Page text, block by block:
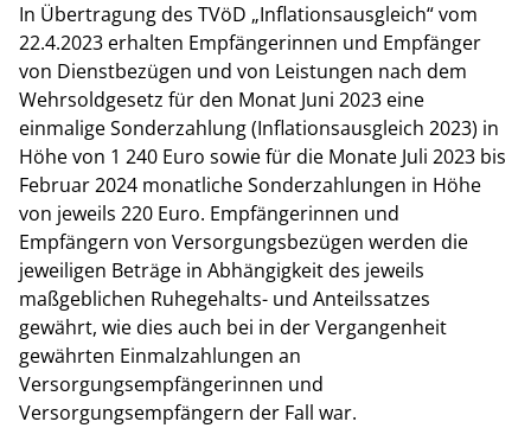
In Übertragung des TVöD „Inflationsausgleich“ vom
22.4.2023 erhalten Empfängerinnen und Empfänger
von Dienstbezügen und von Leistungen nach dem
Wehrsoldgesetz für den Monat Juni 2023 eine
einmalige Sonderzahlung (Inflationsausgleich 2023) in
Höhe von 1 240 Euro sowie für die Monate Juli 2023 bis
Februar 2024 monatliche Sonderzahlungen in Höhe
von jeweils 220 Euro. Empfängerinnen und
Empfängern von Versorgungsbezügen werden die
jeweiligen Beträge in Abhängigkeit des jeweils
maßgeblichen Ruhegehalts- und Anteilssatzes
gewährt, wie dies auch bei in der Vergangenheit
gewährten Einmalzahlungen an
Versorgungsempfängerinnen und
Versorgungsempfängern der Fall war.